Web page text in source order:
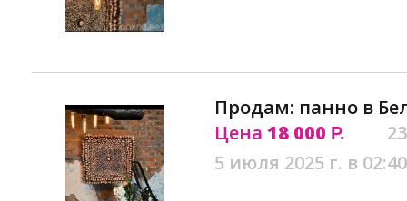
Продам: панно в
Цена 18 000 Р.
5 июля 2025 г. в 02:40